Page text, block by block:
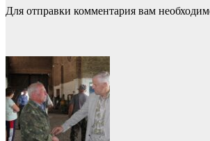
Для отправки комментария вам